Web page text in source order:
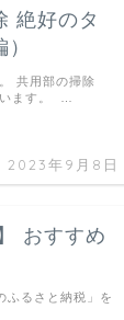
絶好のタ
2023年9月8日
共用部の掃除
ます。 …
おすすめ
ふるさと納税」を